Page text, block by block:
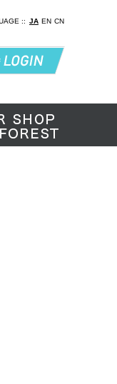
:: JA EN CN